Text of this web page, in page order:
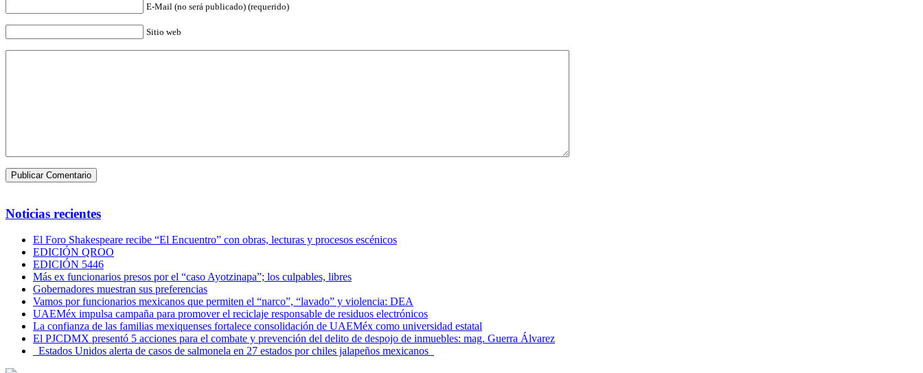
E-Mail (no será publicado) (requerido)
Sitio web
Noticias recientes
El Foro Shakespeare recibe “El Encuentro” con obras, lecturas y procesos escénicos
EDICIÓN QROO
EDICIÓN 5446
Más ex funcionarios presos por el “caso Ayotzinapa”; los culpables, libres
Gobernadores muestran sus preferencias
Vamos por funcionarios mexicanos que permiten el “narco”, “lavado” y violencia: DEA
UAEMéx impulsa campaña para promover el reciclaje responsable de residuos electrónicos
La confianza de las familias mexiquenses fortalece consolidación de UAEMéx como universidad estatal
El PJCDMX presentó 5 acciones para el combate y prevención del delito de despojo de inmuebles: mag. Guerra Álvarez
Estados Unidos alerta de casos de salmonela en 27 estados por chiles jalapeños mexicanos